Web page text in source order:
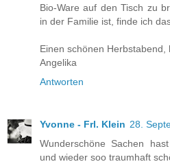
Bio-Ware auf den Tisch zu
in der Familie ist, finde ich
Einen schönen Herbstabend,
Angelika
Antworten
Yvonne - Frl. Klein 28.
Wunderschöne Sachen
und wieder soo traumhaft